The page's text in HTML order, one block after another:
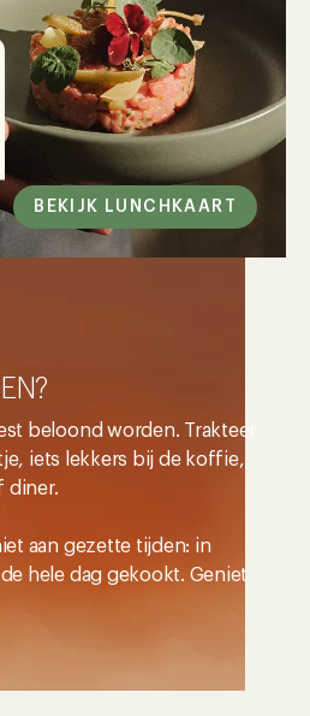
BEKIJK LUNCHKAART
beloond worden. Trakteer
iets lekkers bij de koffie,
diner.
aan gezette tijden: in
hele dag gekookt. Geniet